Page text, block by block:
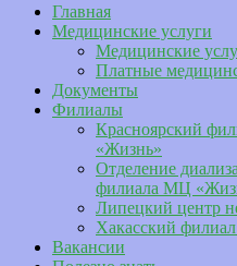
Главная
Медицинские услуги
Медицинские
Платные
Документы
Филиалы
Красноярский
«Жизнь»
Отделение
филиала МЦ
Липецкий центр
Хакасский
Вакансии